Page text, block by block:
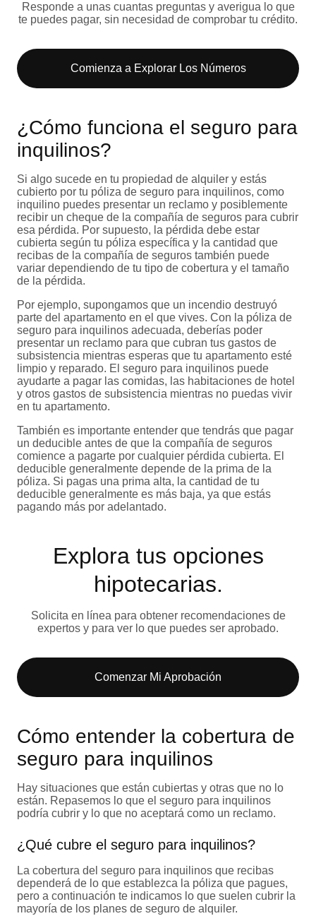
Responde a unas cuantas preguntas y averigua lo que
te puedes pagar, sin necesidad de comprobar tu crédito.
Comienza a Explorar Los Números​
¿Cómo funciona el seguro para
inquilinos?
Si algo sucede en tu propiedad de alquiler y estás
cubierto por tu póliza de seguro para inquilinos, como
inquilino puedes presentar un reclamo y posiblemente
recibir un cheque de la compañía de seguros para cubrir
esa pérdida. Por supuesto, la pérdida debe estar
cubierta según tu póliza específica y la cantidad que
recibas de la compañía de seguros también puede
variar dependiendo de tu tipo de cobertura y el tamaño
de la pérdida.
Por ejemplo, supongamos que un incendio destruyó
parte del apartamento en el que vives. Con la póliza de
seguro para inquilinos adecuada, deberías poder
presentar un reclamo para que cubran tus gastos de
subsistencia mientras esperas que tu apartamento esté
limpio y reparado. El seguro para inquilinos puede
ayudarte a pagar las comidas, las habitaciones de hotel
y otros gastos de subsistencia mientras no puedas vivir
en tu apartamento.
También es importante entender que tendrás que pagar
un deducible antes de que la compañía de seguros
comience a pagarte por cualquier pérdida cubierta. El
deducible generalmente depende de la prima de la
póliza. Si pagas una prima alta, la cantidad de tu
deducible generalmente es más baja, ya que estás
pagando más por adelantado.
Explora tus opciones
hipotecarias.
Solicita en línea para obtener recomendaciones de
expertos y para ver lo que puedes ser aprobado.
Comenzar Mi Aprobación
Cómo entender la cobertura de
seguro para inquilinos
Hay situaciones que están cubiertas y otras que no lo
están. Repasemos lo que el seguro para inquilinos
podría cubrir y lo que no aceptará como un reclamo.
¿Qué cubre el seguro para inquilinos?
La cobertura del seguro para inquilinos que recibas
dependerá de lo que establezca la póliza que pagues,
pero a continuación te indicamos lo que suelen cubrir la
mayoría de los planes de seguro de alquiler.